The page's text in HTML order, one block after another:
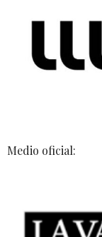
Medio oficial: